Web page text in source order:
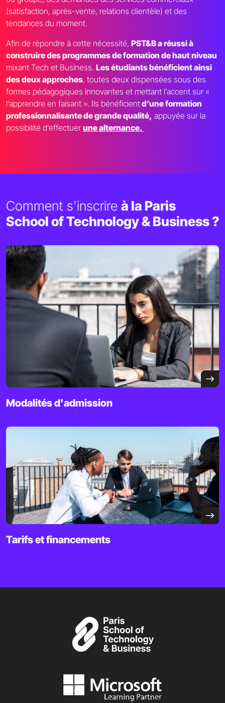
(satisfaction, après-vente, relations clientèle) et des
tendances du moment.
Afin de répondre à cette nécessité, PST&B a réussi à
construire des programmes de formation de haut niveau
mixant Tech et Business. Les étudiants bénéficient ainsi
des deux approches, toutes deux dispensées sous des
formes pédagogiques innovantes et mettant l’accent sur «
l’apprendre en faisant ». Ils bénéficientd’une formation
professionnalisante de grande qualité, appuyée sur la
possibilité d’effectuer une alternance.
Comment s'inscrire à la Paris
School of Technology & Business ?
Modalités d'admission
Tarifs et financements